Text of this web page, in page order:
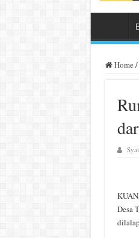
Home /
Desa